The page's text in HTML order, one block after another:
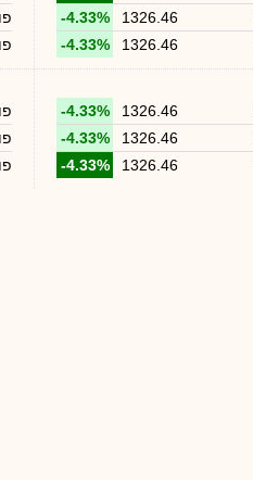
1326.46
-4.33%
1326.46
-4.33%
1326.46
-4.33%
1326.46
-4.33%
1326.46
-4.33%